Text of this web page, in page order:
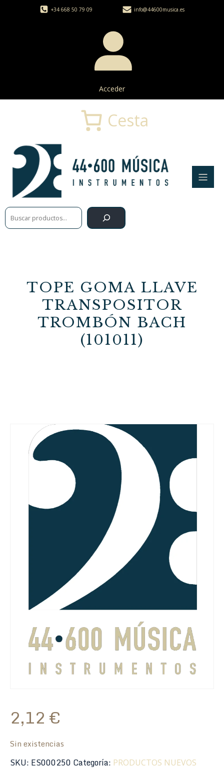
+34 668 50 79 09 info@44600musica.es
Acceder
Buscar
Cesta
TOPE GOMA LLAVE
TRANSPOSITOR
TROMBÓN BACH
(101011)
2,12 €
Sin existencias
SKU: ES000250 Categoría: PRODUCTOS NUEVOS